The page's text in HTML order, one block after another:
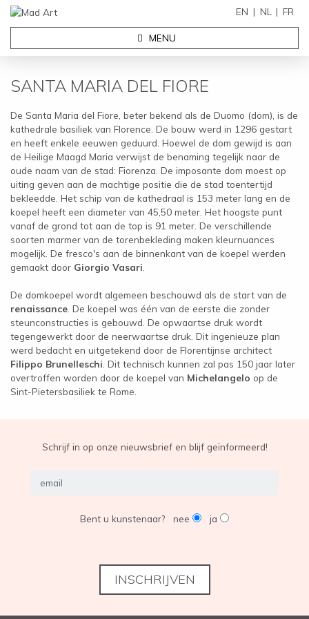
EN NL FR
MENU
OVER ONS
SANTA MARIA DEL FIORE
De Santa Maria del Fiore, beter bekend als de Duomo (dom), is de
kathedrale basiliek van Florence. De bouw werd in 1296 gestart
en heeft enkele eeuwen geduurd. Hoewel de dom gewijd is aan
de Heilige Maagd Maria verwijst de benaming tegelijk naar de
oude naam van de stad: Fiorenza. De imposante dom moest op
uiting geven aan de machtige positie die de stad toentertijd
bekleedde. Het schip van de kathedraal is 153 meter lang en de
koepel heeft een diameter van 45,50 meter. Het hoogste punt
vanaf de grond tot aan de top is 91 meter. De verschillende
soorten marmer van de torenbekleding maken kleurnuances
mogelijk. De fresco's aan de binnenkant van de koepel werden
gemaakt door Giorgio Vasari
De domkoepel wordt algemeen beschouwd als de start van de
renaissance . De koepel was één van de eerste die zonder
steunconstructies is gebouwd. De opwaartse druk wordt
tegengewerkt door de neerwaartse druk. Dit ingenieuze plan
werd bedacht en uitgetekend door de Florentijnse architect
Filippo Brunelleschi . Dit technisch kunnen zal pas 150 jaar later
overtroffen worden door de koepel van Michelangelo op de
Sint-Pietersbasiliek te Rome.
Schrijf in op onze nieuwsbrief en blijf geïnformeerd!
Bent u kunstenaar? nee ja
INSCHRIJVEN